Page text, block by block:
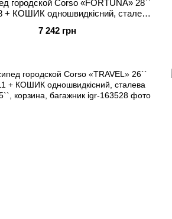
городской Corso «FORTUNA» 28``
+ КОШИК одношвидкісний, сталева
7 242 грн